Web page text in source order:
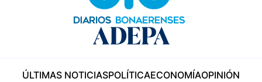
ÚLTIMAS NOTICIASPOLÍTICAECONOMÍAOPINIÓN